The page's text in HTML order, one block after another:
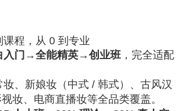
程，从 0 到专业
入门→全能精英→创业班，完全适配
、新娘妆（中式 / 韩式）、古风汉
妆、电商直播妆等全品类覆盖。